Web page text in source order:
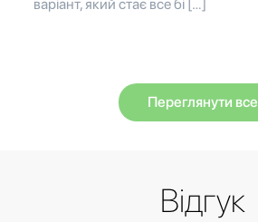
варіант, який стає все бі […]
Переглянути все
Відгук